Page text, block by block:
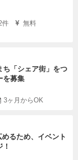
件
無料
ち「シェア街」をつ
を募集
3ヶ月からOK
めるため、イベント